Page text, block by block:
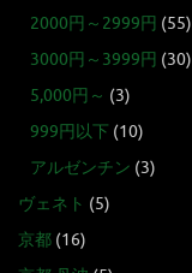
2000円～2999円 (55)
3000円～3999円 (30)
5,000円～ (3)
999円以下 (10)
アルゼンチン (3)
ヴェネト (5)
京都 (16)